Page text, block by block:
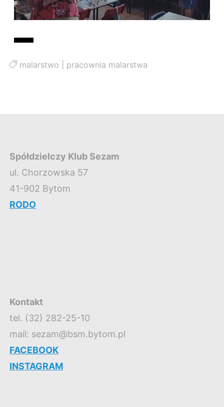
malarstwo pracownia malarstwa
Spółdzielczy Klub Sezam
ul. Chorzowska 57
41-902 Bytom
RODO
Kontakt
tel. (32) 282-25-10
mail: sezam@bsm.bytom.pl
FACEBOOK
INSTAGRAM